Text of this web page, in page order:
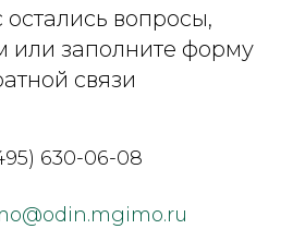
остались вопросы,
или заполните форму
связи
630-06-08